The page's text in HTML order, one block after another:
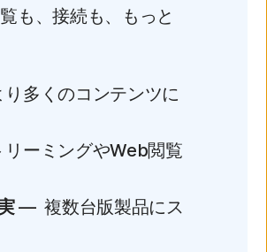
も、接続も、もっと
多くのコンテンツに
ーミングやWeb閲覧
— 複数台版製品にス